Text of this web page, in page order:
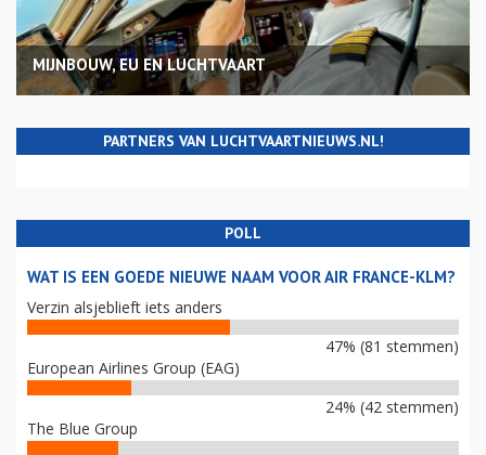
MIJNBOUW, EU EN LUCHTVAART
PARTNERS VAN LUCHTVAARTNIEUWS.NL!
POLL
WAT IS EEN GOEDE NIEUWE NAAM VOOR AIR FRANCE-KLM?
Verzin alsjeblieft iets anders
47% (81 stemmen)
European Airlines Group (EAG)
24% (42 stemmen)
The Blue Group